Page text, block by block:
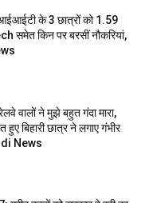
के 3 छात्रों को 1.59
समेत किन पर बरसीं नौकरियां,
वालों ने मुझे बहुत गंदा मारा,
हुए बिहारी छात्र ने लगाए गंभीर
News